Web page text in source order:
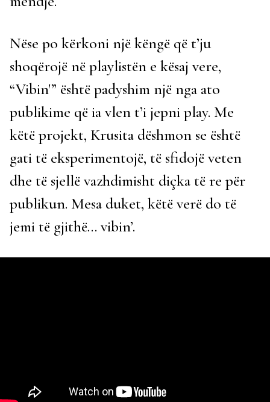
Nëse po kërkoni një këngë që t’ju
shoqërojë në playlistën e kësaj vere,
“Vibin'” është padyshim një nga ato
publikime që ia vlen t’i jepni play. Me
këtë projekt, Krusita dëshmon se është
gati të eksperimentojë, të sfidojë veten
dhe të sjellë vazhdimisht diçka të re për
publikun. Mesa duket, këtë verë do të
jemi të gjithë… vibin’.